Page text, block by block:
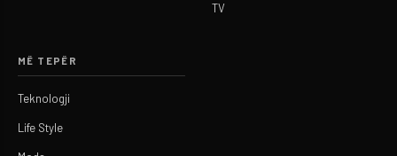
TV
MË TEPËR
Teknologji
Life Style